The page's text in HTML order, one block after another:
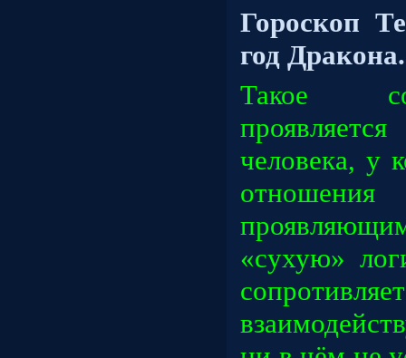
Гороскоп
год Дракона.
Такое
человека, у
«сухую»